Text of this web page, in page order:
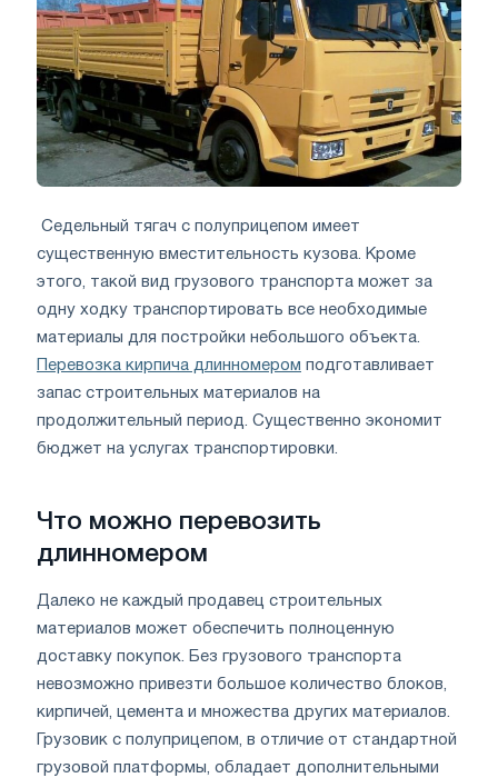
Седельный тягач с полуприцепом имеет
существенную вместительность кузова. Кроме
этого, такой вид грузового транспорта может за
одну ходку транспортировать все необходимые
материалы для постройки небольшого объекта.
Перевозка кирпича длинномером подготавливает
запас строительных материалов на
продолжительный период. Существенно экономит
бюджет на услугах транспортировки.
Что можно перевозить
длинномером
Далеко не каждый продавец строительных
материалов может обеспечить полноценную
доставку покупок. Без грузового транспорта
невозможно привезти большое количество блоков,
кирпичей, цемента и множества других материалов.
Грузовик с полуприцепом, в отличие от стандартной
грузовой платформы, обладает дополнительными